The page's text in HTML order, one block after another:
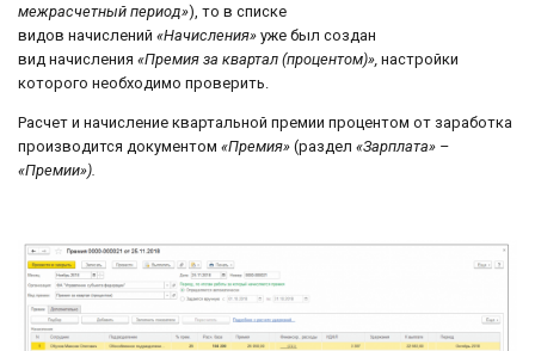
межрасчетный период»), то в списке
видов начислений «Начисления» уже был создан
вид начисления «Премия за квартал (процентом)», настройки
которого необходимо проверить.
Расчет и начисление квартальной премии процентом от заработка
производится документом «Премия» (раздел «Зарплата» –
«Премии»).